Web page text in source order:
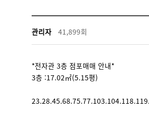
관리자 41,899회
*전자관 3층 점포매매 안내*
3층 :17.02㎡(5.15평)